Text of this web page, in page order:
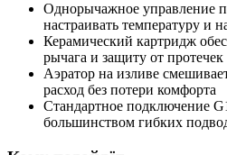
Однорычажное управление
настраивать температуру и
Керамический картридж
рычага и защиту от протечек
Аэратор на изливе
расход без потери комфорта
Стандартное подключение
большинством гибких